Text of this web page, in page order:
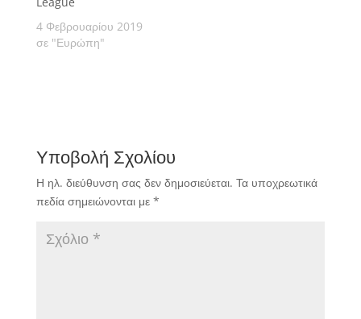
4 Φεβρουαρίου 2019
σε "Ευρώπη"
Υποβολή Σχολίου
Η ηλ. διεύθυνση σας δεν δημοσιεύεται. Τα υποχρεωτικά
πεδία σημειώνονται με *